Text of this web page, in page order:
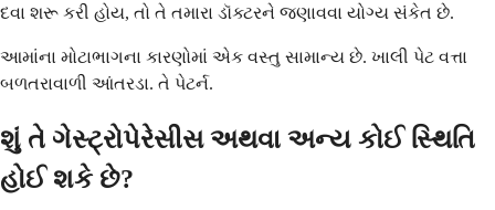
દવા શરૂ કરી હોય, તો તે તમારા ડૉક્ટરને જણાવવા યોગ્ય સંકેત છે.
આમાંના મોટાભાગના કારણોમાં એક વસ્તુ સામાન્ય છે. ખાલી પેટ વત્તા
બળતરાવાળી આંતરડા. તે પેટર્ન.
શું તે ગેસ્ટ્રોપેરેસીસ અથવા અન્ય કોઈ સ્થિતિ
હોઈ શકે છે?